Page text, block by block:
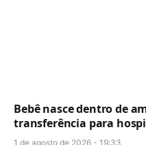
Bebê nasce dentro de
transferência para
1 de agosto de 2026 - 19:33